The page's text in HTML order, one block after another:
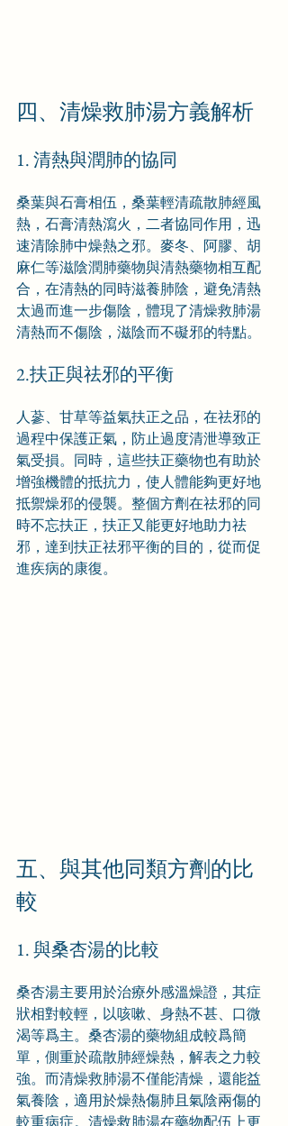
四、清燥救肺湯方義解析
1. 清熱與潤肺的協同
桑葉與石膏相伍，桑葉輕清疏散肺經風
熱，石膏清熱瀉火，二者協同作用，迅
速清除肺中燥熱之邪。麥冬、阿膠、胡
麻仁等滋陰潤肺藥物與清熱藥物相互配
合，在清熱的同時滋養肺陰，避免清熱
太過而進一步傷陰，體現了清燥救肺湯
清熱而不傷陰，滋陰而不礙邪的特點。
2.扶正與祛邪的平衡
人蔘、甘草等益氣扶正之品，在祛邪的
過程中保護正氣，防止過度清泄導致正
氣受損。同時，這些扶正藥物也有助於
增強機體的抵抗力，使人體能夠更好地
抵禦燥邪的侵襲。整個方劑在祛邪的同
時不忘扶正，扶正又能更好地助力祛
邪，達到扶正祛邪平衡的目的，從而促
進疾病的康復。
五、與其他同類方劑的比
較
1. 與桑杏湯的比較
桑杏湯主要用於治療外感溫燥證，其症
狀相對較輕，以咳嗽、身熱不甚、口微
渴等爲主。桑杏湯的藥物組成較爲簡
單，側重於疏散肺經燥熱，解表之力較
強。而清燥救肺湯不僅能清燥，還能益
氣養陰，適用於燥熱傷肺且氣陰兩傷的
較重病症。清燥救肺湯在藥物配伍上更